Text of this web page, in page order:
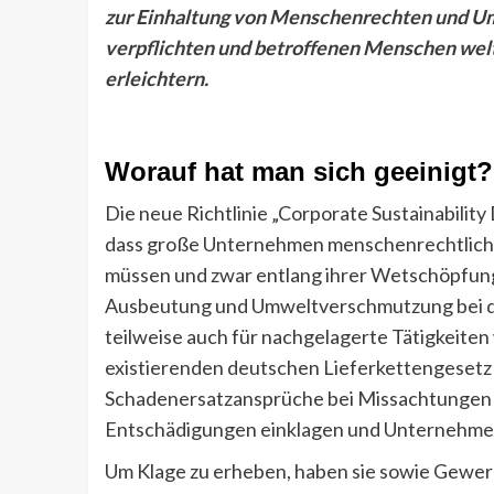
zur Einhaltung von Menschenrechten und
verpflichten und betroffenen Menschen
erleichtern.
Worauf hat man sich geeinigt?
Die neue Richtlinie „Corporate
dass große Unternehmen
müssen und zwar entlang ihrer
Ausbeutung und Umweltverschmutzung
teilweise auch für nachgelagerte
existierenden deutschen
Schadenersatzansprüche bei
Entschädigungen einklagen und
Um Klage zu erheben, haben sie sowie